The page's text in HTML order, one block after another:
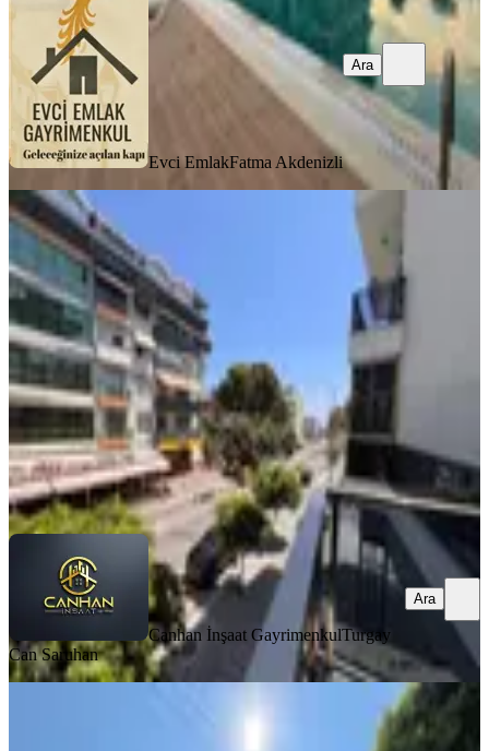
Evci EmlakFatma Akdenizli
Ara
YENİ
Alanya Hacet'te Kiralık 2+1 Teraslı,
Ayrı Mutfaklı Daire
Alanya, Hacet Mahallesi
2+1 ·110 m² 10.08.2026
29.000 ₺
Canhan İnşaat GayrimenkulTurgay Can Saruhan
Ara
Canhan İnşaat GayrimenkulTurgay
Can Saruhan
Ara
Alanya Cuma Pazarı Mevki Merkezi
Konumda Kiralık 2+1 Ayrı Mutfaklı